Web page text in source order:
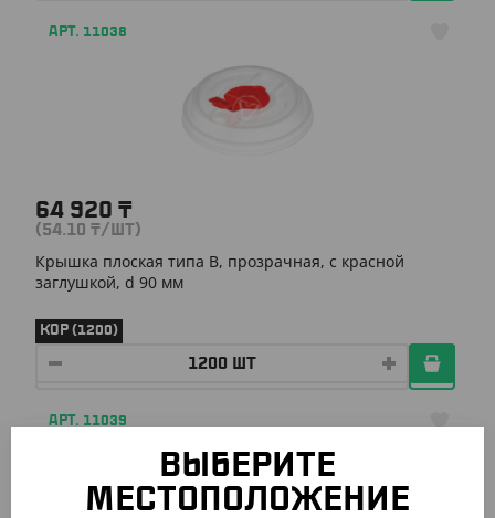
АРТ. 11038
64 920 ₸
(54.10 ₸/ШТ)
Крышка плоская типа B, прозрачная, с красной
заглушкой, d 90 мм
КОР (1200)
АРТ. 11039
ВЫБЕРИТЕ
МЕСТОПОЛОЖЕНИЕ